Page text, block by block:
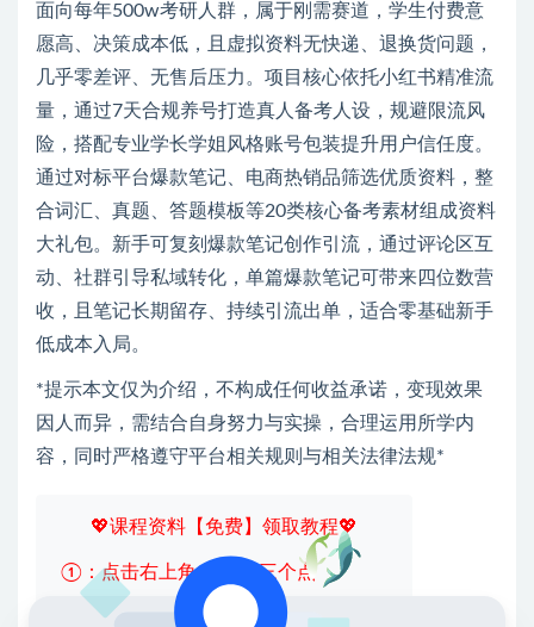
面向每年500w考研人群，属于刚需赛道，学生付费意
愿高、决策成本低，且虚拟资料无快递、退换货问题，
几乎零差评、无售后压力。项目核心依托小红书精准流
量，通过7天合规养号打造真人备考人设，规避限流风
险，搭配专业学长学姐风格账号包装提升用户信任度。
通过对标平台爆款笔记、电商热销品筛选优质资料，整
合词汇、真题、答题模板等20类核心备考素材组成资料
大礼包。新手可复刻爆款笔记创作引流，通过评论区互
动、社群引导私域转化，单篇爆款笔记可带来四位数营
收，且笔记长期留存、持续引流出单，适合零基础新手
低成本入局。
*提示本文仅为介绍，不构成任何收益承诺，变现效果
因人而异，需结合自身努力与实操，合理运用所学内
容，同时严格遵守平台相关规则与相关法律法规*
💖课程资料【免费】领取教程💖
①：点击右上角【 】三个点
②：选择【在浏览器打开】